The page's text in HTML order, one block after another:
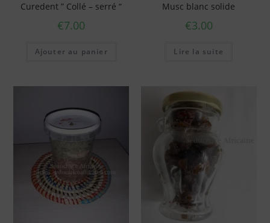
Curedent ” Collé – serré “
€7.00
Ajouter au panier
Musc blanc solide
€3.00
Lire la suite